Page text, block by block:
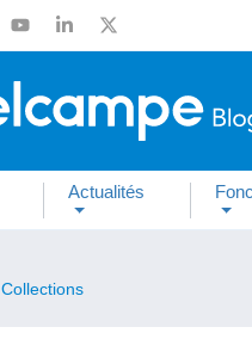
Actualités
Collections